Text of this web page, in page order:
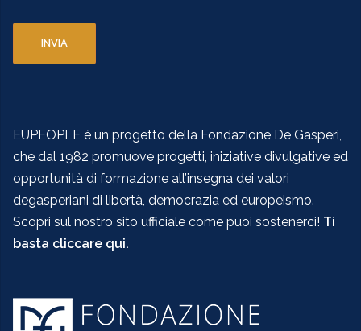
EUPEOPLE è un progetto della Fondazione De Gasperi,
che dal 1982 promuove progetti, iniziative divulgative ed
opportunità di formazione all’insegna dei valori
degasperiani di libertà, democrazia ed europeismo.
Scopri sul nostro sito ufficiale come puoi sostenerci! Ti
basta cliccare qui.